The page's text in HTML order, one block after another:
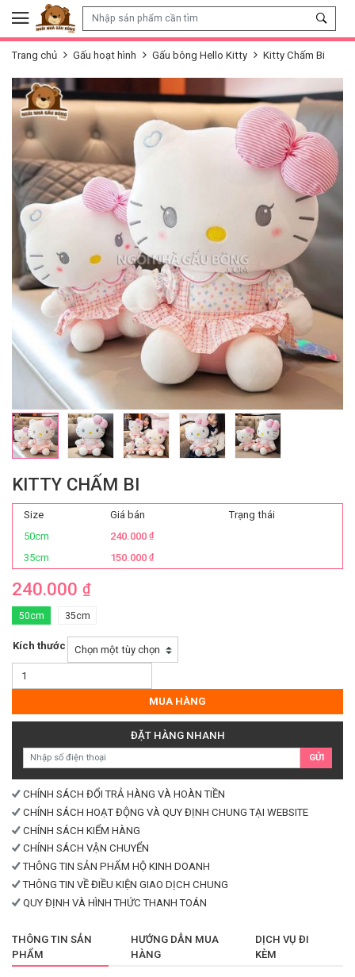
Skip to content
Trang chủ Gấu hoạt hình Gấu bông Hello Kitty Kitty Chấm Bi
KITTY CHẤM BI
Size Giá bán
Trạng thái
50cm
240.000₫
35cm 150.000₫
240.000 ₫
50cm 35cm
Kích thước
Kitty
số
MUA HÀNG
ĐẶT HÀNG NHANH
GỬI
CHÍNH SÁCH ĐỔI TRẢ HÀNG VÀ HOÀN TIỀN
CHÍNH SÁCH HOẠT ĐỘNG VÀ QUY ĐỊNH CHUNG TẠI WEBSITE
CHÍNH SÁCH KIỂM HÀNG
CHÍNH SÁCH VẬN CHUYỂN
THÔNG TIN SẢN PHẨM HỘ KINH DOANH
THÔNG TIN VỀ ĐIỀU KIỆN GIAO DỊCH CHUNG
QUY ĐỊNH VÀ HÌNH THỨC THANH TOÁN
THÔNG TIN SẢN
PHẨM
HƯỚNG DẪN MUA
HÀNG
DỊCH VỤ ĐI
KÈM